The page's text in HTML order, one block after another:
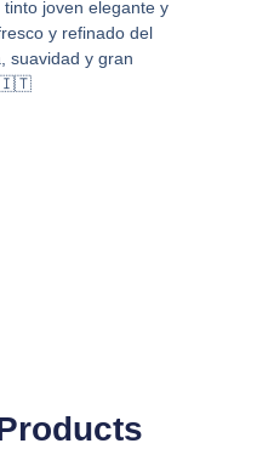
joven elegante y
y refinado del
suavidad y gran